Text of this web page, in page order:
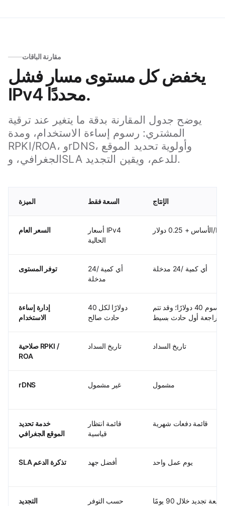
مقارنة الباقات
يخفض كل مستوى مسار فشل
IPv4 محددًا.
يوضح جدول المقارنة بدقة ما يتغير عند ترقية
المشتري: رسوم إساءة الاستخدام، ومدة
RPKI/ROA، وrDNS، وأولوية تحديد الموقع
الجغرافي، وSLA للدعم، ويقين التجديد.
الميزة السعة فقط الإنتاج
السعر العام
أسعار IPv4
الحالية
توفر المستوى
أي كمية /24
مدخلة
أي كمية /24 مدخلة
إدارة إساءة
الاستخدام
40 دولارًا لكل
حادث صالح
تبقى رسوم 40 دولارًا؛ وقد تتم
مراجعة أول حادث بسيط
صلاحية RPKI /
ROA
تاريخ السداد تاريخ السداد
rDNS غير مشمول مشمول
خدمة تحديد
الموقع الجغرافي
قائمة انتظار
قياسية
قائمة دفعات شهرية
SLA تذكرة الدعم أفضل جهد يوم عمل واحد
التجديد حسب التوفر تجديد خلال 90 يومًا